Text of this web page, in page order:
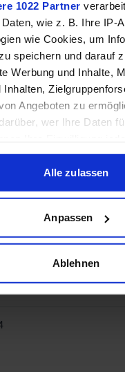
1022 Partner
wie z. B. Ihre IP-
wie Cookies, um
speichern und darauf
Werbung und Inhalte,
Inhalten,
Angeboten zu
wer Ihre Daten
oder durch Klicken
ändern oder widerrufen
über Ihre
auf einige Meter
durch aktives Scannen
darüber, wie Ihre
Alle zulassen
Anpassen
Ablehnen